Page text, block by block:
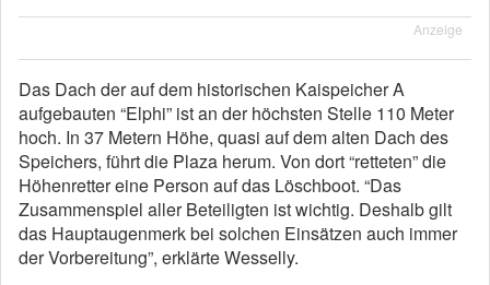
Anzeige
Das Dach der auf dem historischen Kaispeicher A
aufgebauten “Elphi” ist an der höchsten Stelle 110 Meter
hoch. In 37 Metern Höhe, quasi auf dem alten Dach des
Speichers, führt die Plaza herum. Von dort “retteten” die
Höhenretter eine Person auf das Löschboot. “Das
Zusammenspiel aller Beteiligten ist wichtig. Deshalb gilt
das Hauptaugenmerk bei solchen Einsätzen auch immer
der Vorbereitung”, erklärte Wesselly.